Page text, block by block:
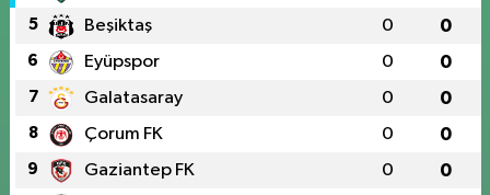
5 Beşiktaş 0 0
6 Eyüpspor 0 0
7 Galatasaray 0 0
8 Çorum FK 0 0
9 Gaziantep FK 0 0